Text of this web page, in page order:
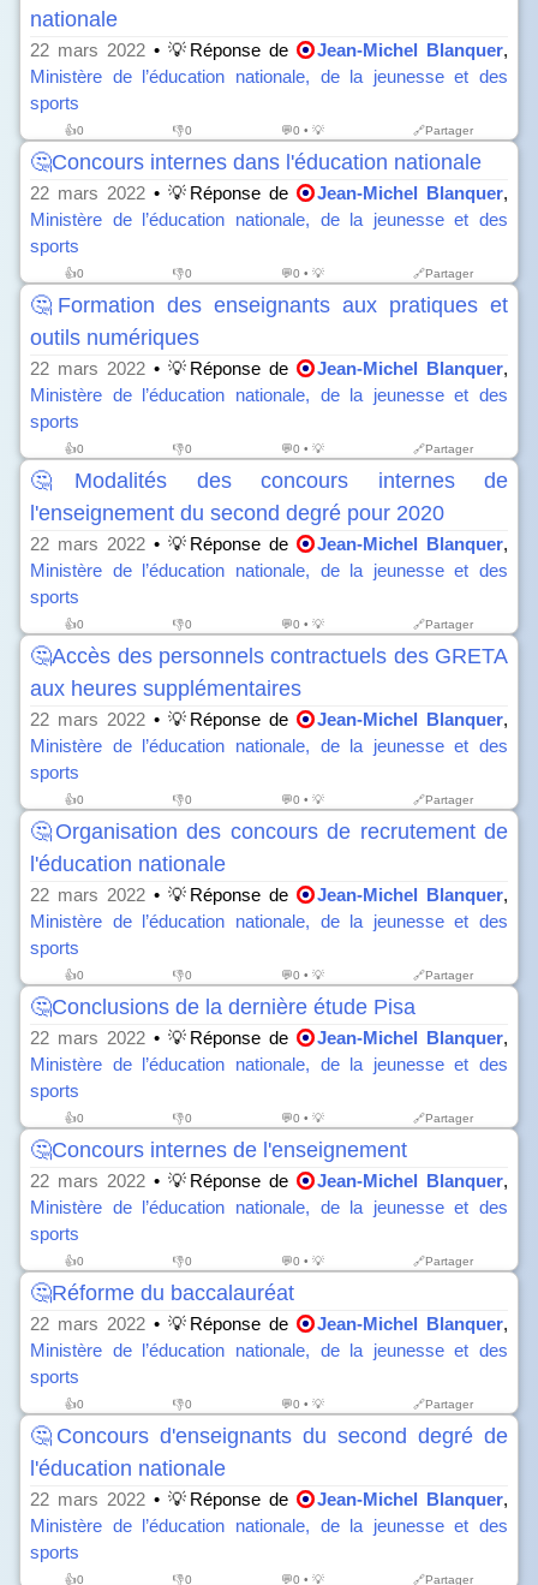
nationale
22 mars 2022 • 💡Réponse de Jean-Michel Blanquer,
Ministère de l’éducation nationale, de la jeunesse et des
sports
👍0 👎0 💬0 • 💡 🔗Partager
🤔Concours internes dans l'éducation nationale
22 mars 2022 • 💡Réponse de Jean-Michel Blanquer,
Ministère de l’éducation nationale, de la jeunesse et des
sports
👍0 👎0 💬0 • 💡 🔗Partager
🤔Formation des enseignants aux pratiques et
outils numériques
22 mars 2022 • 💡Réponse de Jean-Michel Blanquer,
Ministère de l’éducation nationale, de la jeunesse et des
sports
👍0 👎0 💬0 • 💡 🔗Partager
🤔Modalités des concours internes de
l'enseignement du second degré pour 2020
22 mars 2022 • 💡Réponse de Jean-Michel Blanquer,
Ministère de l’éducation nationale, de la jeunesse et des
sports
👍0 👎0 💬0 • 💡 🔗Partager
🤔Accès des personnels contractuels des GRETA
aux heures supplémentaires
22 mars 2022 • 💡Réponse de Jean-Michel Blanquer,
Ministère de l’éducation nationale, de la jeunesse et des
sports
👍0 👎0 💬0 • 💡 🔗Partager
🤔Organisation des concours de recrutement de
l'éducation nationale
22 mars 2022 • 💡Réponse de Jean-Michel Blanquer,
Ministère de l’éducation nationale, de la jeunesse et des
sports
👍0 👎0 💬0 • 💡 🔗Partager
🤔Conclusions de la dernière étude Pisa
22 mars 2022 • 💡Réponse de Jean-Michel Blanquer,
Ministère de l’éducation nationale, de la jeunesse et des
sports
👍0 👎0 💬0 • 💡 🔗Partager
🤔Concours internes de l'enseignement
22 mars 2022 • 💡Réponse de Jean-Michel Blanquer,
Ministère de l’éducation nationale, de la jeunesse et des
sports
👍0 👎0 💬0 • 💡 🔗Partager
🤔Réforme du baccalauréat
22 mars 2022 • 💡Réponse de Jean-Michel Blanquer,
Ministère de l’éducation nationale, de la jeunesse et des
sports
👍0 👎0 💬0 • 💡 🔗Partager
🤔Concours d'enseignants du second degré de
l'éducation nationale
22 mars 2022 • 💡Réponse de Jean-Michel Blanquer,
Ministère de l’éducation nationale, de la jeunesse et des
sports
👍0 👎0 💬0 • 💡 🔗Partager